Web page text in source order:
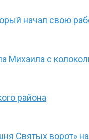
начал свою
Михаила с
района
Святых ворот»